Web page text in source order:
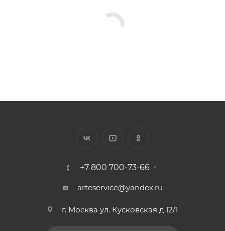
+7 800 700-73-66
arteservice@yandex.ru
г. Москва ул. Кусковская д.12/1